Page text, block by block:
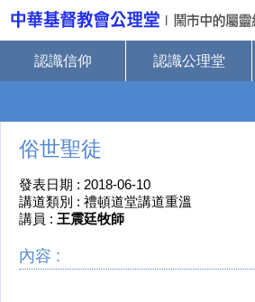
認識信仰 認識公理堂
俗世聖徒
發表日期 : 2018-06-10
講道類別 : 禮頓道堂講道重溫
講員 : 王震廷牧師
內容 :